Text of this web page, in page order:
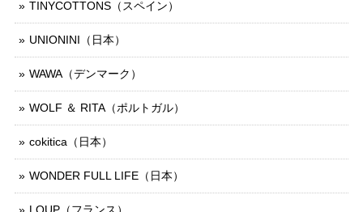
TINYCOTTONS（スペイン）
UNIONINI（日本）
WAWA（デンマーク）
WOLF ＆ RITA（ポルトガル）
cokitica（日本）
WONDER FULL LIFE（日本）
LOUP（フランス）